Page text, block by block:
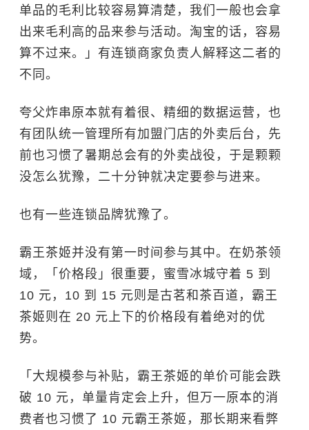
单品的毛利比较容易算清楚，我们一般也会拿
出来毛利高的品来参与活动。淘宝的话，容易
算不过来。」有连锁商家负责人解释这二者的
不同。
夸父炸串原本就有着很、精细的数据运营，也
有团队统一管理所有加盟门店的外卖后台，先
前也习惯了暑期总会有的外卖战役，于是颗颗
没怎么犹豫，二十分钟就决定要参与进来。
也有一些连锁品牌犹豫了。
霸王茶姬并没有第一时间参与其中。在奶茶领
域，「价格段」很重要， 蜜雪冰城守着 5 到
10 元，10 到 15 元则是古茗和茶百道， 霸王
茶姬则在 20 元上下的价格段有着绝对的优
势。
「大规模参与补贴，霸王茶姬的单价可能会跌
破 10 元，单量肯定会上升，但万一原本的消
费者也习惯了 10 元霸王茶姬，那长期来看弊